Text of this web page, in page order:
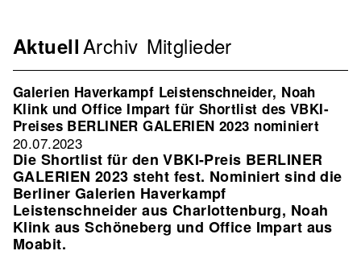
Navigation
Verband
2nd
Level
AktuellArchiv Mitglieder
Galerien Haverkampf Leistenschneider, Noah
Klink und Office Impart für Shortlist des VBKI-
Preises BERLINER GALERIEN 2023 nominiert
20.07.2023
Die Shortlist für den VBKI-Preis BERLINER
GALERIEN 2023 steht fest. Nominiert sind die
Berliner Galerien Haverkampf
Leistenschneider aus Charlottenburg, Noah
Klink aus Schöneberg und Office Impart aus
Moabit.